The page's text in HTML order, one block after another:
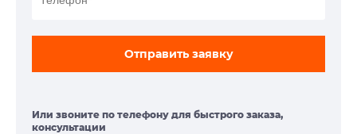
Отправить заявку
Или звоните по телефону для быстрого заказа,
консультации